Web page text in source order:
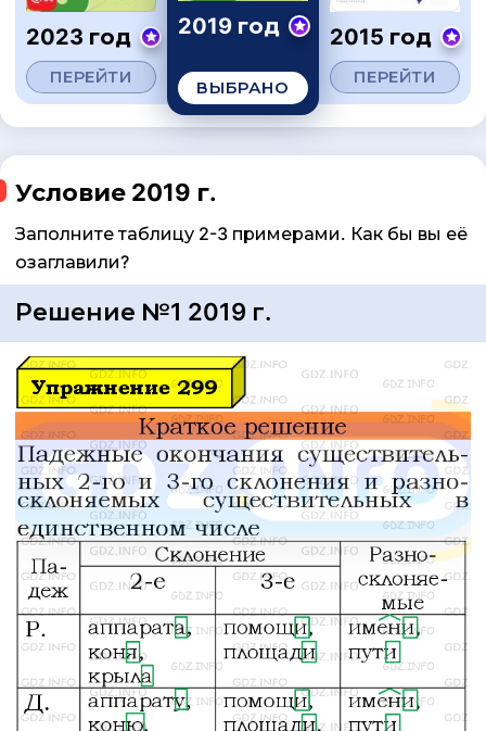
2023 год
ПЕРЕЙТИ
2019 год
ВЫБРАНО
2015 год
ПЕРЕЙТИ
Условие 2019 г.
Заполните таблицу 2-3 примерами. Как бы вы её
озаглавили?
Решение №1 2019 г.